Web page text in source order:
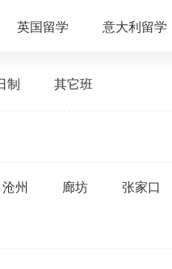
英国留学 意大利留学
制 其它班
沧州 廊坊 张家口